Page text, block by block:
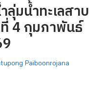
มน้ำทะเลสาบ
4 กุมภาพันธ์
Paiboonrojana